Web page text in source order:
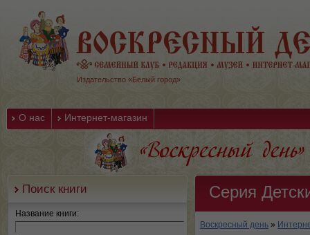
Издательство «Белый город»
О нас Интернет-магазин
Поиск книги
Название книги:
Серия
Воскресный день »